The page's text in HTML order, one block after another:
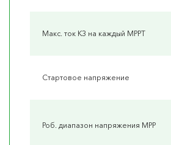
Макс. ток КЗ на каждый MPPT
Стартовое напряжение
Роб. диапазон напряжения MPP